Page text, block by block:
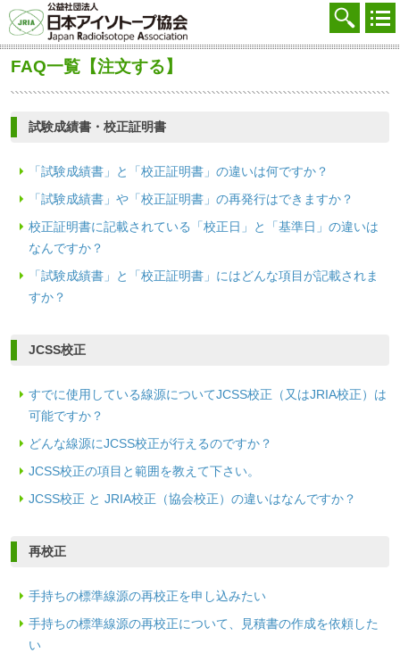
協会を知る
廃棄する
学ぶ・調べる
会員マイページ
交通アクセス
English
FAQ一覧【注文する】
試験成績書・校正証明書
「試験成績書」と「校正証明書」の違いは何ですか？
「試験成績書」や「校正証明書」の再発行はできますか？
校正証明書に記載されている「校正日」と「基準日」の違いは
なんですか？
「試験成績書」と「校正証明書」にはどんな項目が記載されま
すか？
JCSS校正
すでに使用している線源についてJCSS校正（又はJRIA校正）は
可能ですか？
どんな線源にJCSS校正が行えるのですか？
JCSS校正の項目と範囲を教えて下さい。
JCSS校正 と JRIA校正（協会校正）の違いはなんですか？
再校正
手持ちの標準線源の再校正を申し込みたい
手持ちの標準線源の再校正について、見積書の作成を依頼した
い